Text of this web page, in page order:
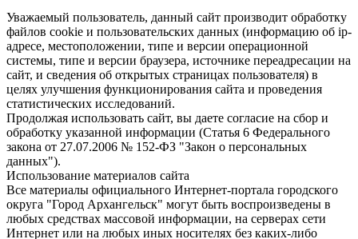
Уважаемый пользователь, данный сайт производит обработку
файлов cookie и пользовательских данных (информацию об ip-
адресе, местоположении, типе и версии операционной
системы, типе и версии браузера, источнике переадресации на
сайт, и сведения об открытых страницах пользователя) в
целях улучшения функционирования сайта и проведения
статистических исследований.
Продолжая использовать сайт, вы даете согласие на сбор и
обработку указанной информации (Статья 6 Федерального
закона от 27.07.2006 № 152-ФЗ "Закон о персональных
данных").
Использование материалов сайта
Все материалы официального Интернет-портала городского
округа "Город Архангельск" могут быть воспроизведены в
любых средствах массовой информации, на серверах сети
Интернет или на любых иных носителях без каких-либо